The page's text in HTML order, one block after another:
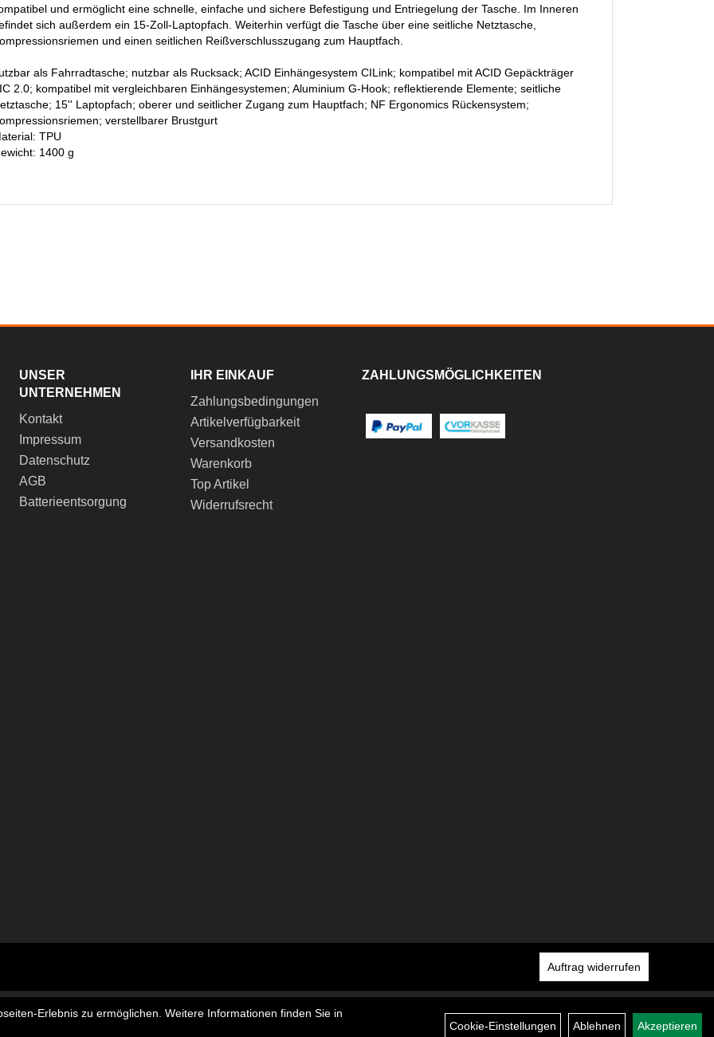
und ermöglicht eine schnelle, einfache und sichere Befestigung und Entriegelung der Tasche. Im Inneren
sich außerdem ein 15-Zoll-Laptopfach. Weiterhin verfügt die Tasche über eine seitliche Netztasche,
und einen seitlichen Reißverschlusszugang zum Hauptfach.
als Fahrradtasche; nutzbar als Rucksack; ACID Einhängesystem CILink; kompatibel mit ACID Gepäckträger
2.0; kompatibel mit vergleichbaren Einhängesystemen; Aluminium G-Hook; reflektierende Elemente; seitliche
15'' Laptopfach; oberer und seitlicher Zugang zum Hauptfach; NF Ergonomics Rückensystem;
verstellbarer Brustgurt
TPU
1400 g
UNSER
UNTERNEHMEN
Kontakt
Impressum
Datenschutz
AGB
Batterieentsorgung
IHR EINKAUF
Zahlungsbedingungen
Artikelverfügbarkeit
Versandkosten
Warenkorb
Top Artikel
Widerrufsrecht
ZAHLUNGSMÖGLICHKEITEN
Erlebnis zu ermöglichen. Weitere Informationen finden Sie in
Cookie-Einstellungen Ablehnen Akzeptieren
Auftrag widerrufen